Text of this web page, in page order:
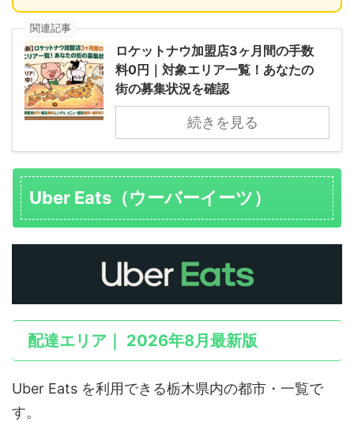
関連記事
ロケットナウ加盟店3ヶ月間の手数
料0円｜対象エリア一覧！あなたの
街の募集状況を確認
続きを見る
Uber Eats（ウーバーイーツ）
配達エリア｜ 2026年8月最新版
Uber Eats を利用できる栃木県内の都市・一覧で
す。